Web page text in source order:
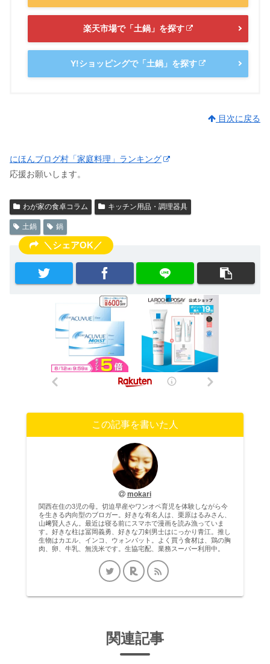
楽天市場で「土鍋」を探す
Y!ショッピングで「土鍋」を探す
目次に戻る
にほんブログ村「家庭料理」ランキング
応援お願いします。
わが家の食卓コラム キッチン用品・調理器具
土鍋 鍋
＼シェアOK／
この記事を書いた人
mokari
関西在住の3児の母。切迫早産やワンオペ育児を体験しながら今
を生きる内向型のブロガー。好きな有名人は、栗原はるみさん、
山﨑賢人さん。最近は寝る前にスマホで漫画を読み漁っていま
す。好きな柱は冨岡義勇、好きな刀剣男士はにっかり青江。推し
生物はカエル、インコ、ウォンバット。よく買う食材は、鶏の胸
肉、卵、牛乳、無洗米です。生協宅配、業務スーパー利用中。
関連記事